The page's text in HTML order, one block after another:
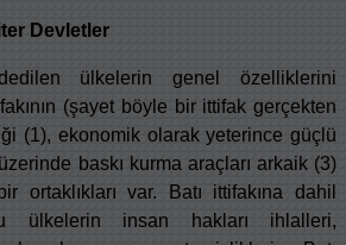
Devletler
ülkelerin genel özelliklerini
(şayet böyle bir ittifak gerçekten
(1), ekonomik olarak yeterince güçlü
baskı kurma araçları arkaik (3)
ortaklıkları var. Batı ittifakına dahil
ülkelerin insan hakları ihlalleri,